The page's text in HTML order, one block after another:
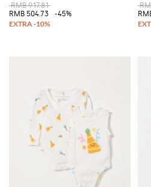
RMB 917.81
RMB 504.73
-45%